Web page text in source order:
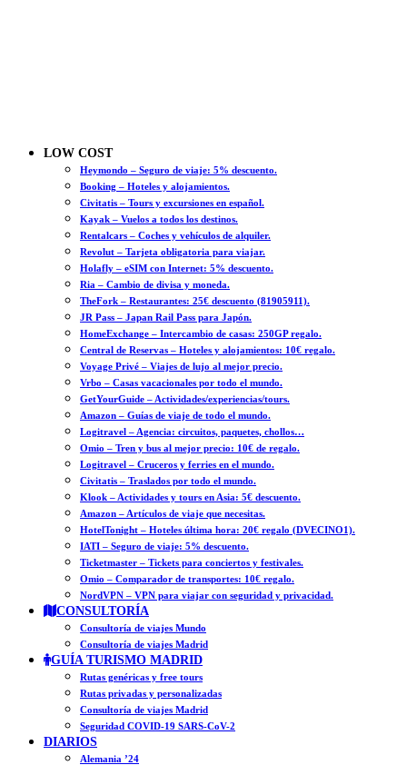
LOW COST
Heymondo – Seguro de viaje: 5% descuento.
Booking – Hoteles y alojamientos.
Civitatis – Tours y excursiones en español.
Kayak – Vuelos a todos los destinos.
Rentalcars – Coches y vehículos de alquiler.
Revolut – Tarjeta obligatoria para viajar.
Holafly – eSIM con Internet: 5% descuento.
Ria – Cambio de divisa y moneda.
TheFork – Restaurantes: 25€ descuento (81905911).
JR Pass – Japan Rail Pass para Japón.
HomeExchange – Intercambio de casas: 250GP regalo.
Central de Reservas – Hoteles y alojamientos: 10€ regalo.
Voyage Privé – Viajes de lujo al mejor precio.
Vrbo – Casas vacacionales por todo el mundo.
GetYourGuide – Actividades/experiencias/tours.
Amazon – Guías de viaje de todo el mundo.
Logitravel – Agencia: circuitos, paquetes, chollos…
Omio – Tren y bus al mejor precio: 10€ de regalo.
Logitravel – Cruceros y ferries en el mundo.
Civitatis – Traslados por todo el mundo.
Klook – Actividades y tours en Asia: 5€ descuento.
Amazon – Artículos de viaje que necesitas.
HotelTonight – Hoteles última hora: 20€ regalo (DVECINO1).
IATI – Seguro de viaje: 5% descuento.
Ticketmaster – Tickets para conciertos y festivales.
Omio – Comparador de transportes: 10€ regalo.
NordVPN – VPN para viajar con seguridad y privacidad.
CONSULTORÍA
Consultoría de viajes Mundo
Consultoría de viajes Madrid
GUÍA TURISMO MADRID
Rutas genéricas y free tours
Rutas privadas y personalizadas
Consultoría de viajes Madrid
Seguridad COVID-19 SARS-CoV-2
DIARIOS
Alemania ’24